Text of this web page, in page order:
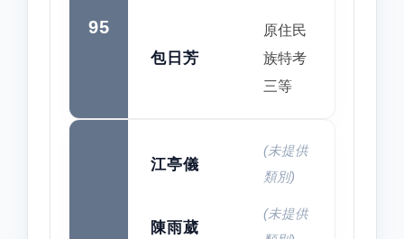
95
包日芳
原住民
族特考
三等
江亭儀
(未提供
類別)
陳雨葳
(未提供